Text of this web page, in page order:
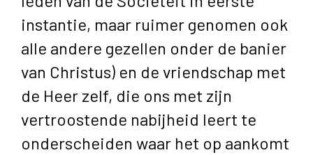
instantie, maar ruimer genomen ook
alle andere gezellen onder de banier
van Christus) en de vriendschap met
de Heer zelf, die ons met zijn
vertroostende nabijheid leert te
onderscheiden waar het op aankomt